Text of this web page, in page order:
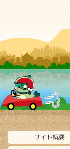
サイト概要